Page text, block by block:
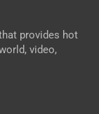
provides hot
video,